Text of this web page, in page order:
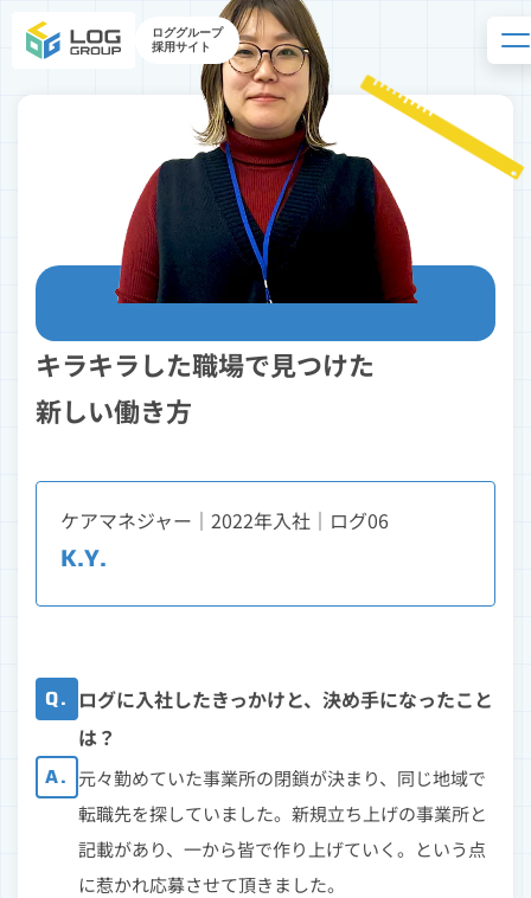
ロググループ
採用サイト
INTERVIEW06
キラキラした職場で見つけた
新しい働き方
ケアマネジャー 2022年入社 ログ06
K.Y.
Q. ログに入社したきっかけと、決め手になったこと
は？
A. 元々勤めていた事業所の閉鎖が決まり、同じ地域で
転職先を探していました。新規立ち上げの事業所と
記載があり、一から皆で作り上げていく。という点
に惹かれ応募させて頂きました。